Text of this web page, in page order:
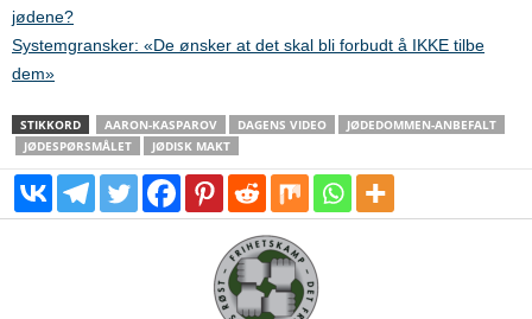
jødene?
Systemgransker: «De ønsker at det skal bli forbudt å IKKE tilbe
dem»
STIKKORD AARON-KASPAROV DAGENS VIDEO
JØDEDOMMEN-ANBEFALT
JØDESPØRSMÅLET
JØDISK MAKT